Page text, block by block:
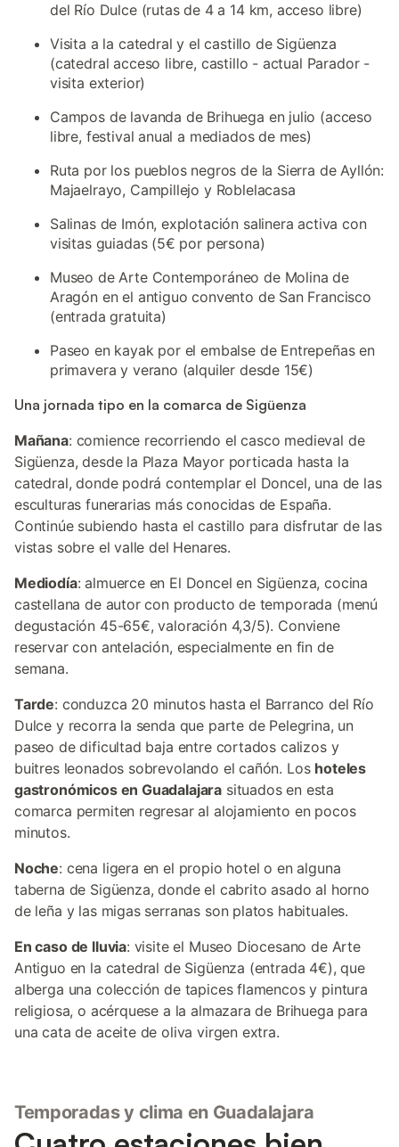
del Río Dulce (rutas de 4 a 14 km, acceso libre)
Visita a la catedral y el castillo de Sigüenza
(catedral acceso libre, castillo - actual Parador -
visita exterior)
Campos de lavanda de Brihuega en julio (acceso
libre, festival anual a mediados de mes)
Ruta por los pueblos negros de la Sierra de Ayllón:
Majaelrayo, Campillejo y Roblelacasa
Salinas de Imón, explotación salinera activa con
visitas guiadas (5€ por persona)
Museo de Arte Contemporáneo de Molina de
Aragón en el antiguo convento de San Francisco
(entrada gratuita)
Paseo en kayak por el embalse de Entrepeñas en
primavera y verano (alquiler desde 15€)
Una jornada tipo en la comarca de Sigüenza
Mañana: comience recorriendo el casco medieval de
Sigüenza, desde la Plaza Mayor porticada hasta la
catedral, donde podrá contemplar el Doncel, una de las
esculturas funerarias más conocidas de España.
Continúe subiendo hasta el castillo para disfrutar de las
vistas sobre el valle del Henares.
Mediodía: almuerce en El Doncel en Sigüenza, cocina
castellana de autor con producto de temporada (menú
degustación 45-65€, valoración 4,3/5). Conviene
reservar con antelación, especialmente en fin de
semana.
Tarde: conduzca 20 minutos hasta el Barranco del Río
Dulce y recorra la senda que parte de Pelegrina, un
paseo de dificultad baja entre cortados calizos y
buitres leonados sobrevolando el cañón. Los hoteles
gastronómicos en Guadalajara situados en esta
comarca permiten regresar al alojamiento en pocos
minutos.
Noche: cena ligera en el propio hotel o en alguna
taberna de Sigüenza, donde el cabrito asado al horno
de leña y las migas serranas son platos habituales.
En caso de lluvia: visite el Museo Diocesano de Arte
Antiguo en la catedral de Sigüenza (entrada 4€), que
alberga una colección de tapices flamencos y pintura
religiosa, o acérquese a la almazara de Brihuega para
una cata de aceite de oliva virgen extra.
Temporadas y clima en Guadalajara